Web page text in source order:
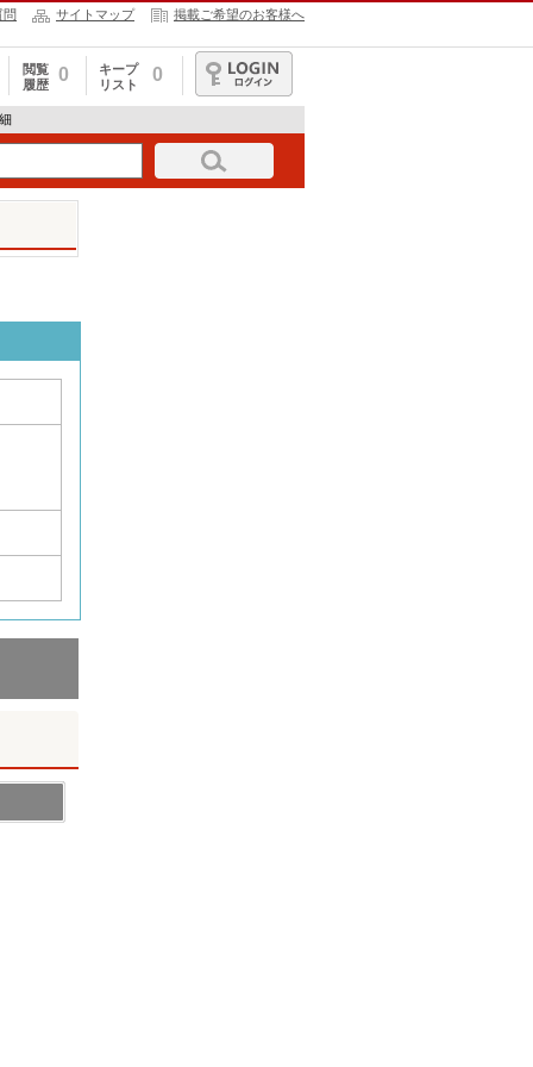
問 サイトマップ 掲載ご希望のお客様へ
閲覧
履歴
0
キープ
リスト
0
ログイン